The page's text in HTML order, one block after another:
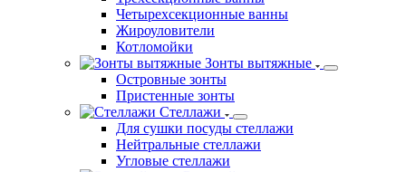
Жироуловители
Котломойки
Зонты вытяжные
Островные зонты
Пристенные зонты
Стеллажи
Для сушки посуды стеллажи
Нейтральные стеллажи
Угловые стеллажи
Рукомойники